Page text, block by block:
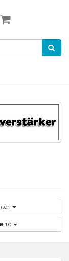
10